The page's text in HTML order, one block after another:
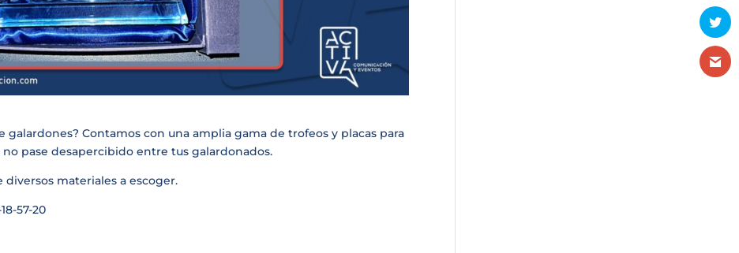
Contamos con una amplia gama de trofeos y placas para
pase desapercibido entre tus galardonados.
diversos materiales a escoger.
57-20